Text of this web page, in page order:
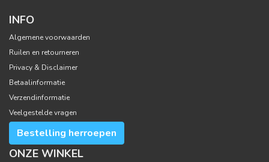
INFO
Algemene voorwaarden
Ruilen en retourneren
Privacy & Disclaimer
Betaalinformatie
Verzendinformatie
Veelgestelde vragen
Bestelling herroepen
ONZE WINKEL